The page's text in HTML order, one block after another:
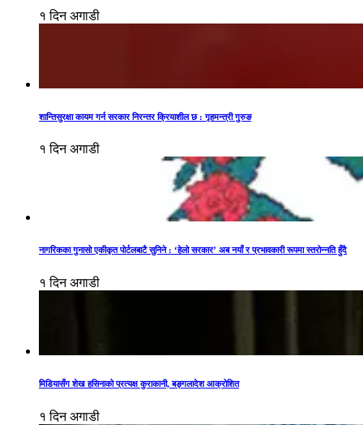
१ दिन अगाडी
शान्तिसुरक्षा कायम गर्न सरकार निरन्तर क्रियाशील छ : गृहमन्त्री गुरुङ
१ दिन अगाडी
नागरिकका गुनासो एकीकृत पोर्टलबाटै सुनिने : ‘हेलो सरकार’ अब नयाँ र प्रभावकारी रूपमा स्तरोन्नति हुँदै
१ दिन अगाडी
मिडियासँग शेख हसिनाको प्रत्यक्ष कुराकानी, बङ्गलादेश आक्रोशित
१ दिन अगाडी